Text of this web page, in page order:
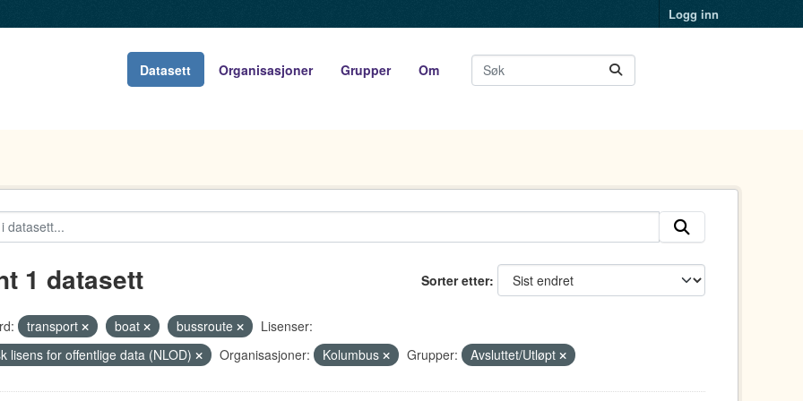
Logg inn
Datasett Organisasjoner Grupper Om
Sorter etter
1 datasett
transport boat bussroute
Lisenser:
lisens for offentlige data (NLOD)
Organisasjoner: Kolumbus Grupper: Avsluttet/Utløpt